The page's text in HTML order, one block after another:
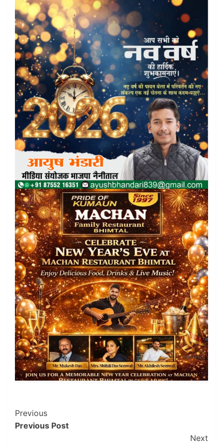
Post
Navigation
Previous
Previous Post
Next